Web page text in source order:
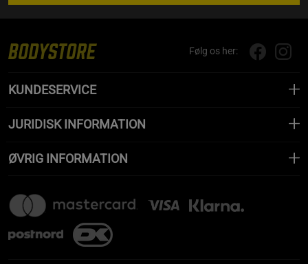
Følg os her:
KUNDESERVICE
JURIDISK INFORMATION
ØVRIG INFORMATION